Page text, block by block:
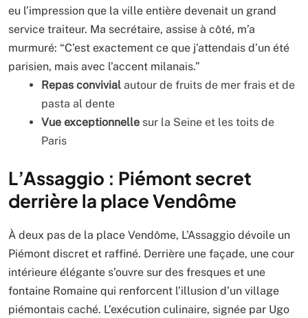
eu l’impression que la ville entière devenait un grand
service traiteur. Ma secrétaire, assise à côté, m’a
murmuré: “C’est exactement ce que j’attendais d’un été
parisien, mais avec l’accent milanais.”
Repas convivial autour de fruits de mer frais et de
pasta al dente
Vue exceptionnelle sur la Seine et les toits de
Paris
L’Assaggio : Piémont secret
derrière la place Vendôme
À deux pas de la place Vendôme, L’Assaggio dévoile un
Piémont discret et raffiné. Derrière une façade, une cour
intérieure élégante s’ouvre sur des fresques et une
fontaine Romaine qui renforcent l’illusion d’un village
piémontais caché. L’exécution culinaire, signée par Ugo